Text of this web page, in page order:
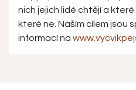
nich jejich lidé chtějí a
které ne. Naším cílem jsou
informací na